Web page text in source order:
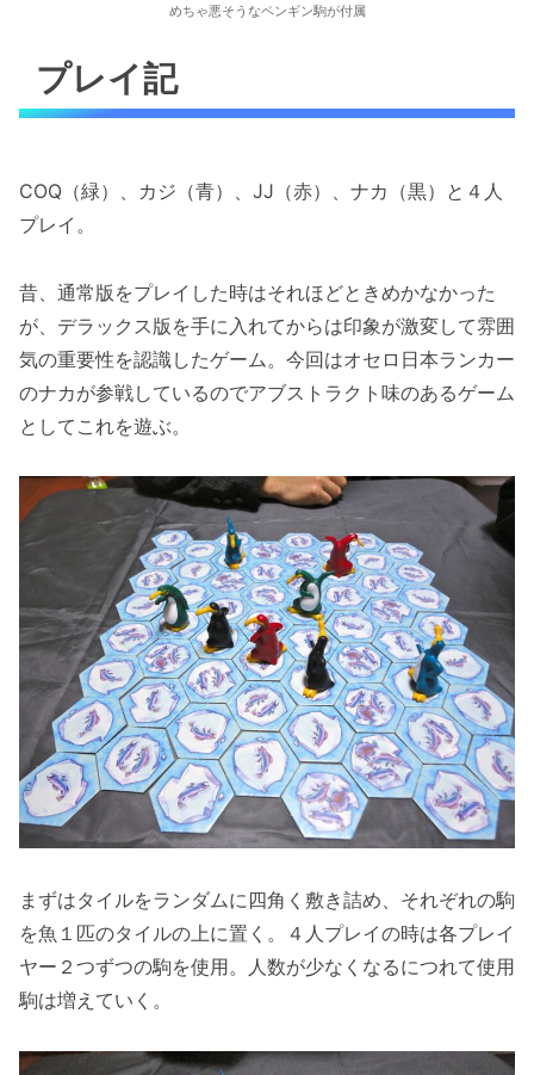
めちゃ悪そうなペンギン駒が付属
プレイ記
COQ（緑）、カジ（青）、JJ（赤）、ナカ（黒）と４人
プレイ。
昔、通常版をプレイした時はそれほどときめかなかった
が、デラックス版を手に入れてからは印象が激変して雰囲
気の重要性を認識したゲーム。今回はオセロ日本ランカー
のナカが参戦しているのでアブストラクト味のあるゲーム
としてこれを遊ぶ。
まずはタイルをランダムに四角く敷き詰め、それぞれの駒
を魚１匹のタイルの上に置く。４人プレイの時は各プレイ
ヤー２つずつの駒を使用。人数が少なくなるにつれて使用
駒は増えていく。